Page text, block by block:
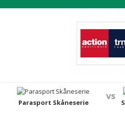
TRUPPEN
Parasport Skåneserie
vs